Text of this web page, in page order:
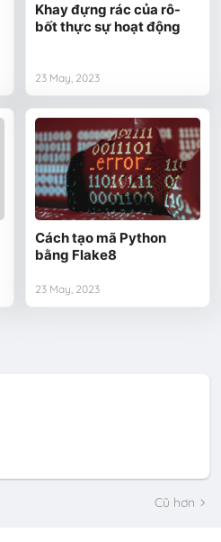
Khay đựng rác của rô-
bốt thực sự hoạt động
23 May, 2023
Cách tạo mã Python
bằng Flake8
23 May, 2023
Cũ hơn